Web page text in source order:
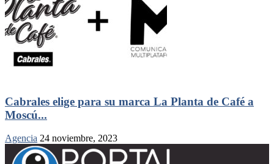
Cabrales elige para su marca La Planta de Café a
Moscú...
Agencia 24 noviembre, 2023